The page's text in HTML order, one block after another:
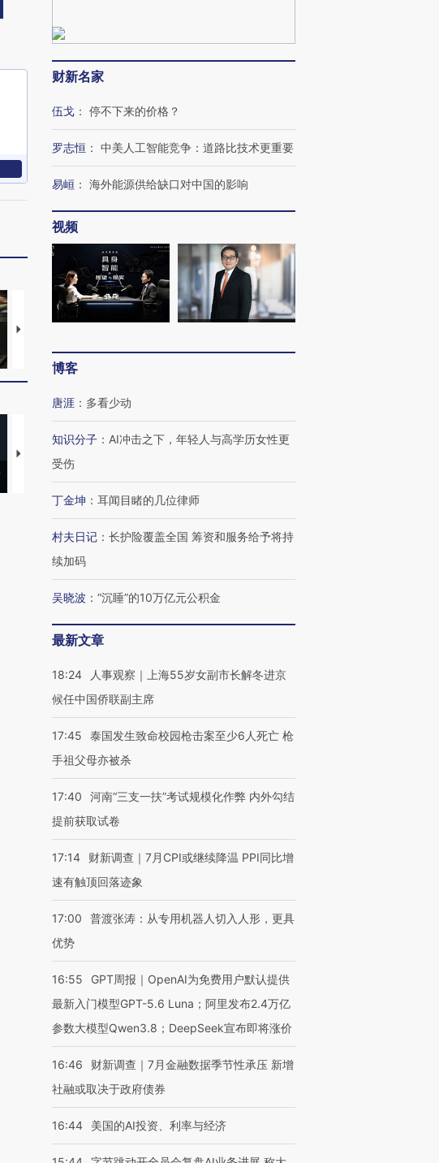
马航飞行员跨国走私7万
【推广】走进第四届链博
会，让数智科技“链”接产
有意思的生活方式·第三对
住三大增长引擎是什么？
财新名家
伍戈 ： 停不下来的价格？
罗志恒 ： 中美人工智能竞争：道路比技术更重要
易峘 ： 海外能源供给缺口对中国的影响
视频
博客
唐涯 ： 多看少动
知识分子 ： AI冲击之下，年轻人与高学历女性更
受伤
丁金坤 ： 耳闻目睹的几位律师
村夫日记 ： 长护险覆盖全国 筹资和服务给予将持
续加码
吴晓波 ： “沉睡”的10万亿元公积金
最新文章
18:24
人事观察｜上海55岁女副市长解冬进京
候任中国侨联副主席
17:45
泰国发生致命校园枪击案至少6人死亡 枪
手祖父母亦被杀
17:40
河南“三支一扶”考试规模化作弊 内外勾结
提前获取试卷
17:14
财新调查｜7月CPI或继续降温 PPI同比增
速有触顶回落迹象
17:00
普渡张涛：从专用机器人切入人形，更具
优势
16:55
GPT周报｜OpenAI为免费用户默认提供
最新入门模型GPT-5.6 Luna；阿里发布2.4万亿
参数大模型Qwen3.8；DeepSeek宣布即将涨价
16:46
财新调查｜7月金融数据季节性承压 新增
社融或取决于政府债券
16:44 美国的AI投资、利率与经济